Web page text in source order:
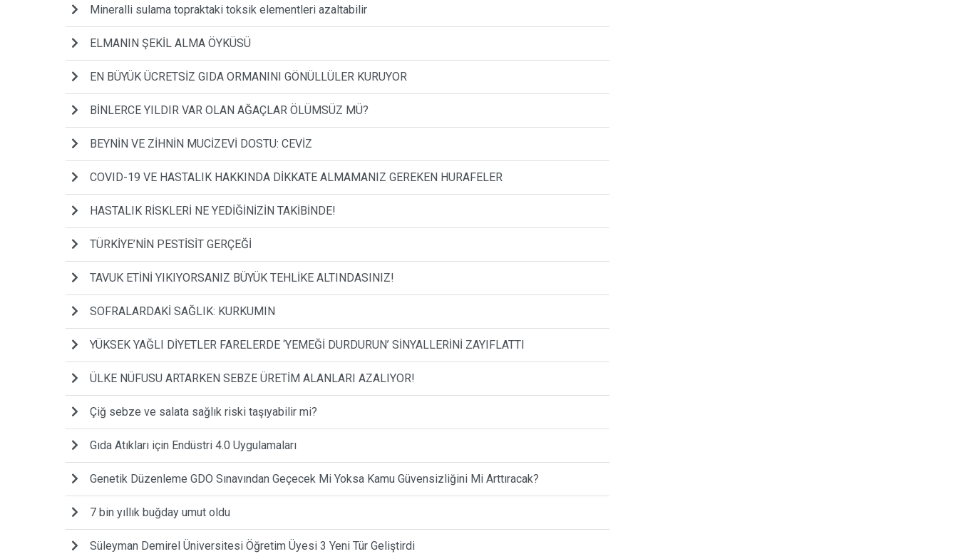
Mineralli sulama topraktaki toksik elementleri azaltabilir
ELMANIN ŞEKİL ALMA ÖYKÜSÜ
EN BÜYÜK ÜCRETSİZ GIDA ORMANINI GÖNÜLLÜLER KURUYOR
BİNLERCE YILDIR VAR OLAN AĞAÇLAR ÖLÜMSÜZ MÜ?
BEYNİN VE ZİHNİN MUCİZEVİ DOSTU: CEVİZ
COVID-19 VE HASTALIK HAKKINDA DİKKATE ALMAMANIZ GEREKEN HURAFELER
HASTALIK RİSKLERİ NE YEDİĞİNİZİN TAKİBİNDE!
TÜRKİYE’NİN PESTİSİT GERÇEĞİ
TAVUK ETİNİ YIKIYORSANIZ BÜYÜK TEHLİKE ALTINDASINIZ!
SOFRALARDAKİ SAĞLIK: KURKUMIN
YÜKSEK YAĞLI DİYETLER FARELERDE ‘YEMEĞİ DURDURUN’ SİNYALLERİNİ ZAYIFLATTI
ÜLKE NÜFUSU ARTARKEN SEBZE ÜRETİM ALANLARI AZALIYOR!
Çiğ sebze ve salata sağlık riski taşıyabilir mi?
Gıda Atıkları için Endüstri 4.0 Uygulamaları
Genetik Düzenleme GDO Sınavından Geçecek Mi Yoksa Kamu Güvensizliğini Mi Arttıracak?
7 bin yıllık buğday umut oldu
Süleyman Demirel Üniversitesi Öğretim Üyesi 3 Yeni Tür Geliştirdi